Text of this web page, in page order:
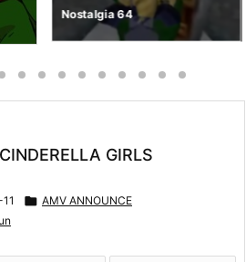
Nostalgia 64
GIRLS
 AMV ANNOUNCE